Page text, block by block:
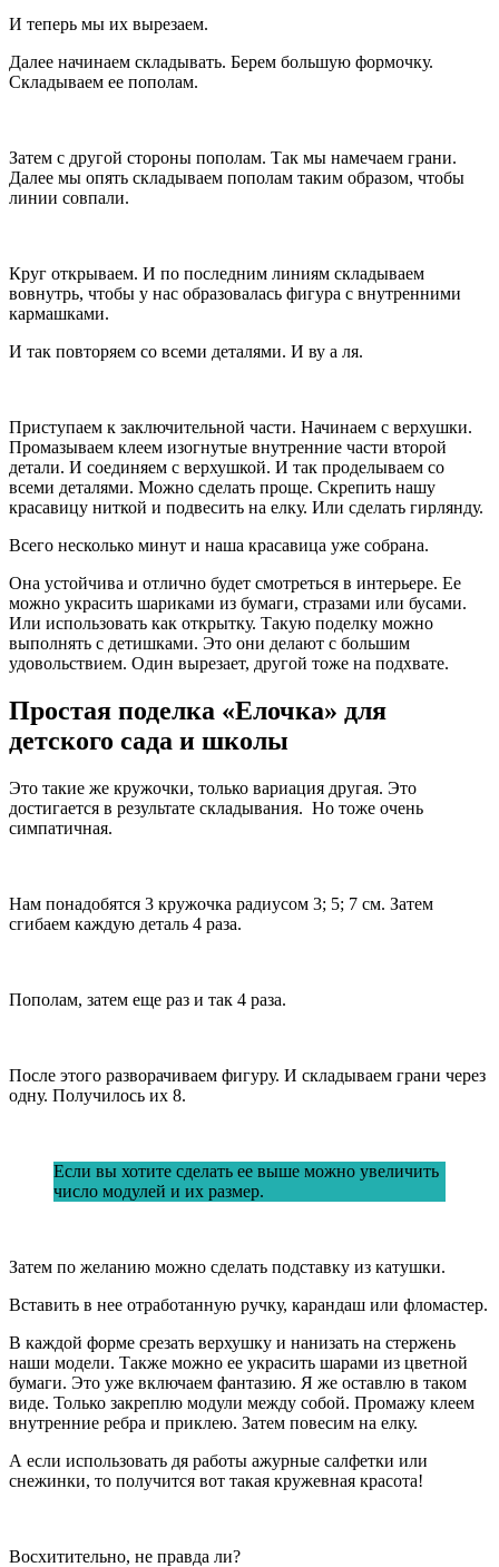
И теперь мы их вырезаем.
Далее начинаем складывать. Берем большую формочку.
Складываем ее пополам.
Затем с другой стороны пополам. Так мы намечаем грани.
Далее мы опять складываем пополам таким образом, чтобы
линии совпали.
Круг открываем. И по последним линиям складываем
вовнутрь, чтобы у нас образовалась фигура с внутренними
кармашками.
И так повторяем со всеми деталями. И ву а ля.
Приступаем к заключительной части. Начинаем с верхушки.
Промазываем клеем изогнутые внутренние части второй
детали. И соединяем с верхушкой. И так проделываем со
всеми деталями. Можно сделать проще. Скрепить нашу
красавицу ниткой и подвесить на елку. Или сделать гирлянду.
Всего несколько минут и наша красавица уже собрана.
Она устойчива и отлично будет смотреться в интерьере. Ее
можно украсить шариками из бумаги, стразами или бусами.
Или использовать как открытку. Такую поделку можно
выполнять с детишками. Это они делают с большим
удовольствием. Один вырезает, другой тоже на подхвате.
Простая поделка «Елочка» для
детского сада и школы
Это такие же кружочки, только вариация другая. Это
достигается в результате складывания. Но тоже очень
симпатичная.
Нам понадобятся 3 кружочка радиусом 3; 5; 7 см. Затем
сгибаем каждую деталь 4 раза.
Пополам, затем еще раз и так 4 раза.
После этого разворачиваем фигуру. И складываем грани через
одну. Получилось их 8.
Если вы хотите сделать ее выше можно увеличить
число модулей и их размер.
Затем по желанию можно сделать подставку из катушки.
Вставить в нее отработанную ручку, карандаш или фломастер.
В каждой форме срезать верхушку и нанизать на стержень
наши модели. Также можно ее украсить шарами из цветной
бумаги. Это уже включаем фантазию. Я же оставлю в таком
виде. Только закреплю модули между собой. Промажу клеем
внутренние ребра и приклею. Затем повесим на елку.
А если использовать дя работы ажурные салфетки или
снежинки, то получится вот такая кружевная красота!
Восхитительно, не правда ли?